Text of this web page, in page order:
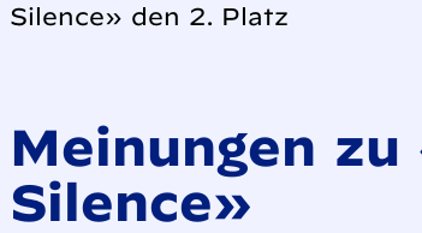
Silence» den 2. Platz
Meinungen
Silence»